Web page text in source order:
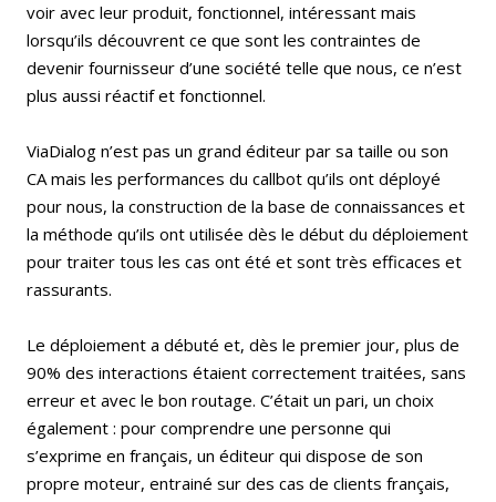
voir avec leur produit, fonctionnel, intéressant mais
lorsqu’ils découvrent ce que sont les contraintes de
devenir fournisseur d’une société telle que nous, ce n’est
plus aussi réactif et fonctionnel.
ViaDialog n’est pas un grand éditeur par sa taille ou son
CA mais les performances du callbot qu’ils ont déployé
pour nous, la construction de la base de connaissances et
la méthode qu’ils ont utilisée dès le début du déploiement
pour traiter tous les cas ont été et sont très efficaces et
rassurants.
Le déploiement a débuté et, dès le premier jour, plus de
90% des interactions étaient correctement traitées, sans
erreur et avec le bon routage. C’était un pari, un choix
également : pour comprendre une personne qui
s’exprime en français, un éditeur qui dispose de son
propre moteur, entrainé sur des cas de clients français,